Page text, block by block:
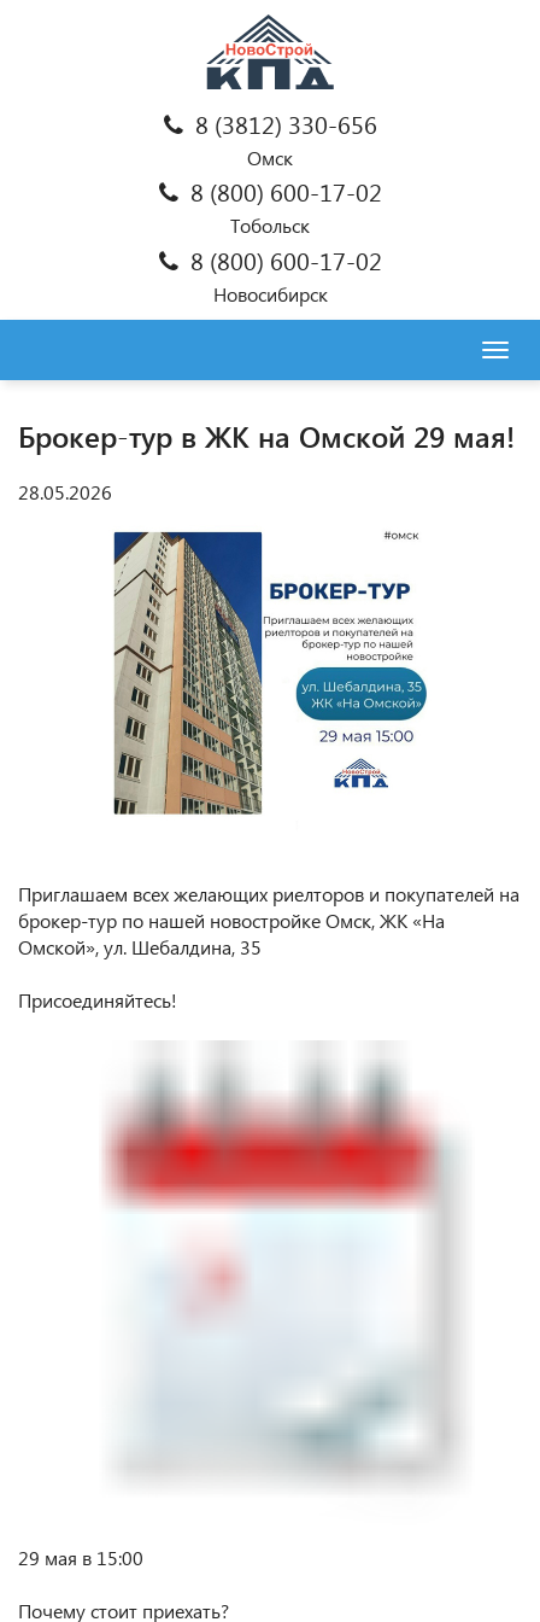
8 (3812) 330-656
Омск
8 (800) 600-17-02
Тобольск
8 (800) 600-17-02
Новосибирск
Брокер-тур в ЖК на Омской 29 мая!
28.05.2026
Приглашаем всех желающих риелторов и покупателей на
брокер-тур по нашей новостройке Омск, ЖК «На
Омской», ул. Шебалдина, 35
Присоединяйтесь!
29 мая в 15:00
Почему стоит приехать?